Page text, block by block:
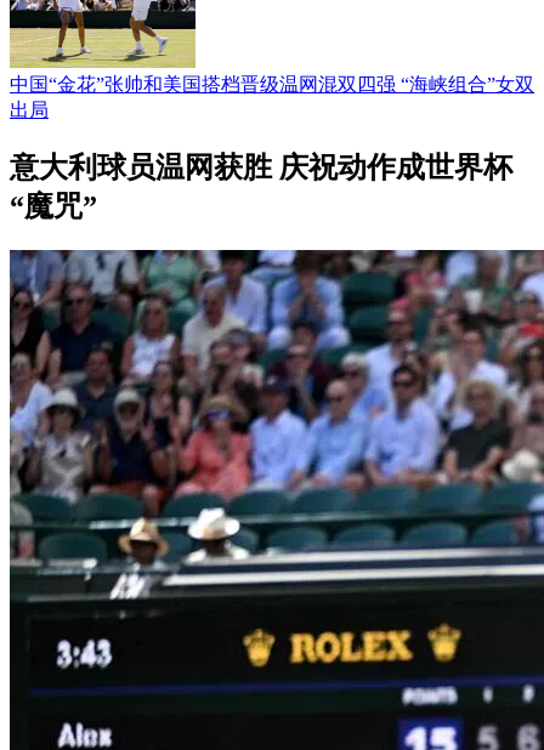
中国“金花”张帅和美国搭档晋级温网混双四强 “海峡组合”女双
出局
意大利球员温网获胜 庆祝动作成世界杯
“魔咒”